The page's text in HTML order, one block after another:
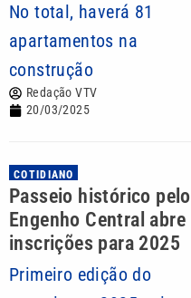
No total, haverá 81
apartamentos na
construção
Redação VTV
20/03/2025
COTIDIANO
Passeio histórico pelo
Engenho Central abre
inscrições para 2025
Primeiro edição do